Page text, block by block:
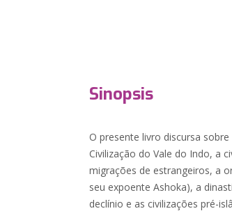
Sinopsis
O presente livro discursa
Civilização do Vale do Indo, a
migrações de estrangeiros, a
seu expoente Ashoka), a
declínio e as civilizações pré-